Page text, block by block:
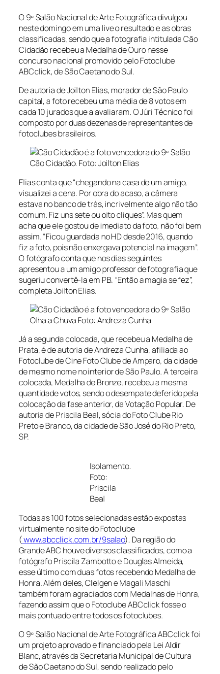
O 9º Salão Nacional de Arte Fotográfica divulgou
neste domingo em uma liveo resultado e as obras
classificadas, sendo que a fotografia intitulada Cão
Cidadão recebeu a Medalha de Ouro nesse
concurso nacional promovido pelo Fotoclube
ABCclick, de São Caetano do Sul.
De autoria de Joilton Elias, morador de São Paulo
capital, a foto recebeu uma média de 8 votos em
cada 10 jurados que a avaliaram. O Júri Técnico foi
composto por duas dezenas de representantes de
fotoclubes brasileiros.
Cão Cidadão. Foto: Joilton Elias
Elias conta que “chegando na casa de um amigo,
visualizei a cena. Por obra do acaso, a câmera
estava no banco de trás, incrivelmente algo não tão
comum. Fiz uns sete ou oito cliques”. Mas quem
acha que ele gostou de imediato da foto, não foi bem
assim. “Ficou guardada no HD desde 2016, quando
fiz a foto, pois não enxergava potencial na imagem”.
O fotógrafo conta que nos dias seguintes
apresentou a um amigo professor de fotografia que
sugeriu convertê-la em PB. “Então a magia se fez”,
completa Joilton Elias.
Olha a Chuva Foto: Andreza Cunha
Já a segunda colocada, que recebeu a Medalha de
Prata, é de autoria de Andreza Cunha, afiliada ao
Fotoclube de Cine Foto Clube de Amparo, da cidade
de mesmo nome no interior de São Paulo. A terceira
colocada, Medalha de Bronze, recebeu a mesma
quantidade votos, sendo o desempate deferido pela
colocação da fase anterior, da Votação Popular. De
autoria de Priscila Beal, sócia do Foto Clube Rio
Preto e Branco, da cidade de São José do Rio Preto,
SP.
Isolamento.
Foto:
Priscila
Beal
Todas as 100 fotos selecionadas estão expostas
virtualmente no site do Fotoclube
(www.abcclick.com.br/9salao). Da região do
Grande ABC houve diversos classificados, como a
fotógrafo Priscila Zambotto e Douglas Almeida,
esse último com duas fotos recebendo Medalha de
Honra. Além deles, Clelgen e Magali Maschi
também foram agraciados com Medalhas de Honra,
fazendo assim que o Fotoclube ABCclick fosse o
mais pontuado entre todos os fotoclubes.
O 9º Salão Nacional de Arte Fotográfica ABCclick foi
um projeto aprovado e financiado pela Lei Aldir
Blanc, através da Secretaria Municipal de Cultura
de São Caetano do Sul, sendo realizado pelo